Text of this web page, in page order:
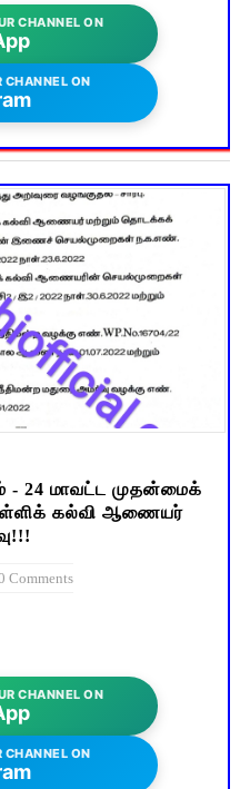
CHANNEL ON
CHANNEL ON
- 24 மாவட்ட முதன்மைக்
கல்வி ஆணையர்
Comments
CHANNEL ON
CHANNEL ON